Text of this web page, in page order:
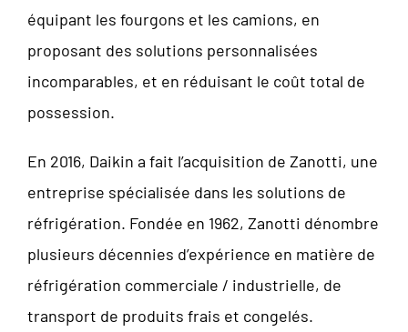
équipant les fourgons et les camions, en
proposant des solutions personnalisées
incomparables, et en réduisant le coût total de
possession.
En 2016, Daikin a fait l’acquisition de Zanotti, une
entreprise spécialisée dans les solutions de
réfrigération. Fondée en 1962, Zanotti dénombre
plusieurs décennies d’expérience en matière de
réfrigération commerciale / industrielle, de
transport de produits frais et congelés.